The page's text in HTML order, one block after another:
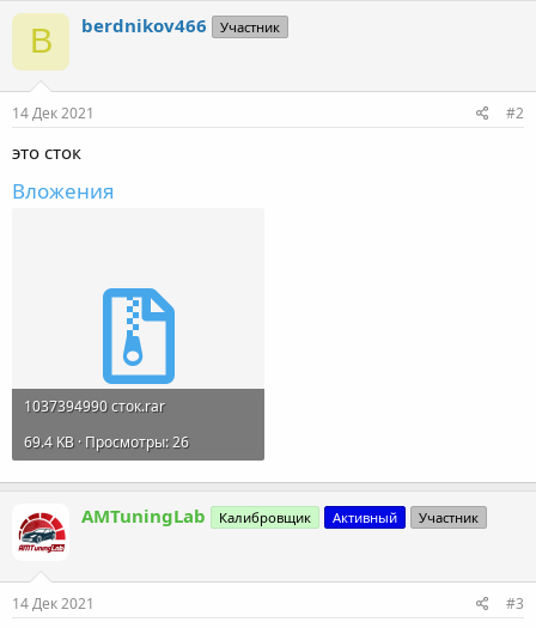
B berdnikov466 Участник
14 Дек 2021 #2
это сток
Вложения
1037394990 сток.rar
69.4 KB · Просмотры: 26
AMTuningLab Калибровщик Активный Участник
14 Дек 2021 #3